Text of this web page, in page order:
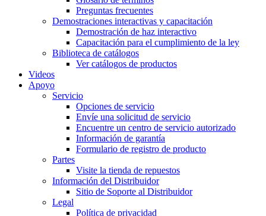
Preguntas frecuentes
Demostraciones interactivas y capacitación
Demostración de haz interactivo
Capacitación para el cumplimiento de la ley
Biblioteca de catálogos
Ver catálogos de productos
Videos
Apoyo
Servicio
Opciones de servicio
Envíe una solicitud de servicio
Encuentre un centro de servicio autorizado
Información de garantía
Formulario de registro de producto
Partes
Visite la tienda de repuestos
Información del Distribuidor
Sitio de Soporte al Distribuidor
Legal
Política de privacidad